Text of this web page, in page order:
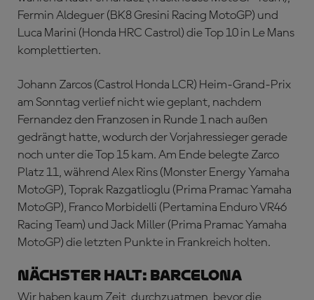
Fermin Aldeguer (BK8 Gresini Racing MotoGP) und
Luca Marini (Honda HRC Castrol) die Top 10 in Le Mans
komplettierten.
Johann Zarcos (Castrol Honda LCR) Heim-Grand-Prix
am Sonntag verlief nicht wie geplant, nachdem
Fernandez den Franzosen in Runde 1 nach außen
gedrängt hatte, wodurch der Vorjahressieger gerade
noch unter die Top 15 kam. Am Ende belegte Zarco
Platz 11, während Alex Rins (Monster Energy Yamaha
MotoGP), Toprak Razgatlioglu (Prima Pramac Yamaha
MotoGP), Franco Morbidelli (Pertamina Enduro VR46
Racing Team) und Jack Miller (Prima Pramac Yamaha
MotoGP) die letzten Punkte in Frankreich holten.
NÄCHSTER HALT: BARCELONA
Wir haben kaum Zeit, durchzuatmen, bevor die